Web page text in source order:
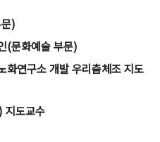
)
(문화예술 부문)
화연구소 개발 우리춤체조 지도
지도교수